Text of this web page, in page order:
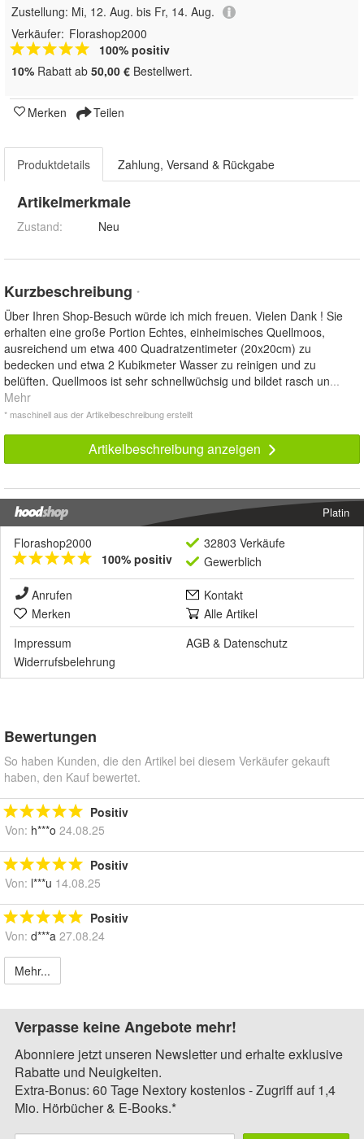
Zustellung: Mi, 12. Aug. bis Fr, 14. Aug.
Verkäufer: Florashop2000
100% positiv
10% Rabatt ab 50,00 € Bestellwert.
Merken Teilen
Produktdetails Zahlung, Versand & Rückgabe
Artikelmerkmale
Zustand: Neu
Kurzbeschreibung *
Über Ihren Shop-Besuch würde ich mich freuen. Vielen Dank ! Sie
erhalten eine große Portion Echtes, einheimisches Quellmoos,
ausreichend um etwa 400 Quadratzentimeter (20x20cm) zu
bedecken und etwa 2 Kubikmeter Wasser zu reinigen und zu
belüften. Quellmoos ist sehr schnellwüchsig und bildet rasch un...
Mehr
* maschinell aus der Artikelbeschreibung erstellt
Artikelbeschreibung anzeigen
Platin
Florashop2000
100% positiv
32803 Verkäufe
Gewerblich
Anrufen
Kontakt
Merken
Alle Artikel
Impressum
AGB & Datenschutz
Widerrufsbelehrung
Bewertungen
So haben Kunden, die den Artikel bei diesem Verkäufer gekauft
haben, den Kauf bewertet.
Positiv
Von: h***o 24.08.25
Positiv
Von: l***u 14.08.25
Positiv
Von: d***a 27.08.24
Mehr...
Verpasse keine Angebote mehr!
Abonniere jetzt unseren Newsletter und erhalte exklusive
Rabatte und Neuigkeiten.
Extra-Bonus: 60 Tage Nextory kostenlos - Zugriff auf 1,4
Mio. Hörbücher & E-Books.*